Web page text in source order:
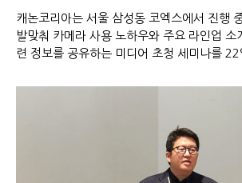
캐논코리아는 서울 삼성동 코엑스에서 진행
발맞춰 카메라 사용 노하우와 주요 라인업 소
련 정보를 공유하는 미디어 초청 세미나를 22